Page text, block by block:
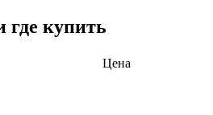
где купить
Цена